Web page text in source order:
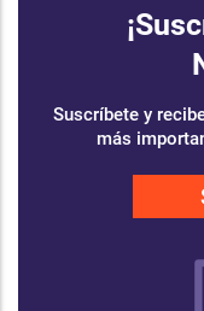
Suscríbete y
más